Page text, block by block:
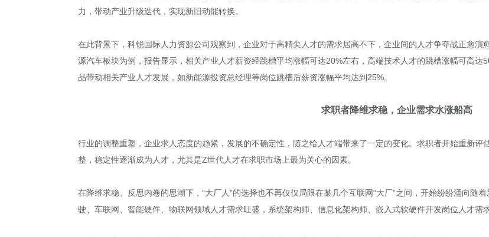
力，带动产业升级迭代，实现新旧动能转换。
在此背景下，科锐国际人力资源公司观察到，企业对于高精尖人才的需求居高不下，企业间的人才争夺战正愈演
源汽车板块为例，报告显示，相关产业人才薪资经跳槽平均涨幅可达20%左右，高端技术人才的跳槽涨幅可高
品带动相关产业人才发展，如新能源投资总经理等岗位跳槽后薪资涨幅平均达到25%。
求职者降维求稳，企业需求水涨船高
行业的调整重塑，企业求人态度的趋紧，发展的不确定性，随之给人才端带来了一定的变化。求职者开始重新
整，稳定性逐渐成为人才，尤其是Z世代人才在求职市场上最为关心的因素。
在降维求稳、反思内卷的思潮下，“大厂人”的选择也不再仅仅局限在某几个互联网“大厂”之间，开始纷纷涌向随
驶、车联网、智能硬件、物联网领域人才需求旺盛，系统架构师、信息化架构师、嵌入式软硬件开发岗位人才需